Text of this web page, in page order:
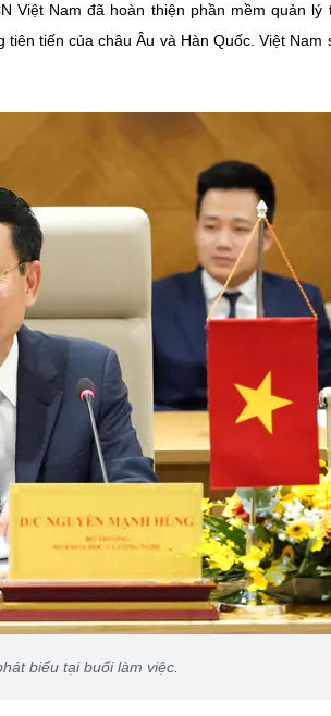
Việt Nam đã hoàn thiện phần mềm quản lý
tiến của châu Âu và Hàn Quốc. Việt Nam
biểu tại buổi làm việc.